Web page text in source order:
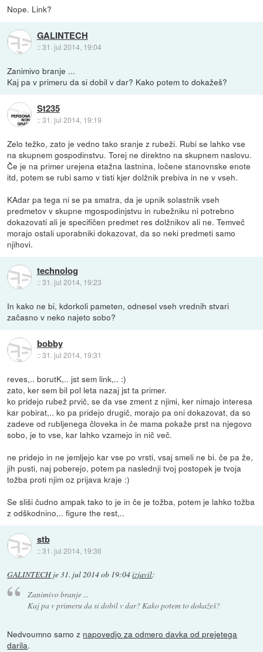
Nope. Link?
GALINTECH
::31. jul 2014, 19:04
Zanimivo branje ...
Kaj pa v primeru da si dobil v dar? Kako potem to dokažeš?
St235
::31. jul 2014, 19:19
Zelo težko, zato je vedno tako sranje z rubeži. Rubi se lahko vse
na skupnem gospodinstvu. Torej ne direktno na skupnem naslovu.
Če je na primer urejena etažna lastnina, ločene stanovnske enote
itd, potem se rubi samo v tisti kjer dolžnik prebiva in ne v vseh.
KAdar pa tega ni se pa smatra, da je upnik solastnik vseh
predmetov v skupne mgospodinjstvu in rubežniku ni potrebno
dokazovati ali je specifičen predmet res dolžnikov ali ne. Temveč
morajo ostali uporabniki dokazovat, da so neki predmeti samo
njihovi.
technolog
::31. jul 2014, 19:23
In kako ne bi, kdorkoli pameten, odnesel vseh vrednih stvari
začasno v neko najeto sobo?
bobby
::31. jul 2014, 19:31
reves,.. borutK,.. jst sem link,.. :)
zato, ker sem bil pol leta nazaj jst ta primer.
ko pridejo rubež prvič, se da vse zment z njimi, ker nimajo interesa
kar pobirat,.. ko pa pridejo drugič, morajo pa oni dokazovat, da so
zadeve od rubljenega človeka in če mama pokaže prst na njegovo
sobo, je to vse, kar lahko vzamejo in nič več.
ne pridejo in ne jemljejo kar vse po vrsti, vsaj smeli ne bi. če pa že,
jih pusti, naj poberejo, potem pa naslednji tvoj postopek je tvoja
tožba proti njim oz prijava kraje :)
Se sliši čudno ampak tako to je in če je tožba, potem je lahko tožba
z odškodnino,.. figure the rest,..
stb
::31. jul 2014, 19:36
GALINTECH je31. jul 2014 ob 19:04izjavil:
Zanimivo branje ...
Kaj pa v primeru da si dobil v dar? Kako potem to dokažeš?
Nedvoumno samo z napovedjo za odmero davka od prejetega
darila.